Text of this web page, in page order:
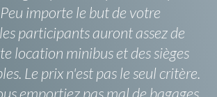
importe le but de votre
participants auront assez de
location minibus et des sièges
Le prix n'est pas le seul critère.
emportiez pas mal de bagages